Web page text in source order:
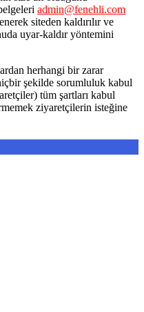
admin@fenehli.com
siteden kaldırılır ve
uyar-kaldır yöntemini
herhangi bir zarar
şekilde sorumluluk kabul
tüm şartları kabul
ziyaretçilerin isteğine